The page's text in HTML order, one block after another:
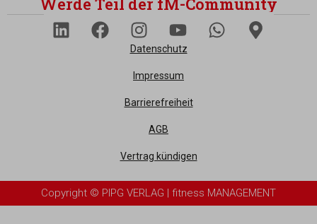
Datenschutz
Impressum
Barrierefreiheit
AGB
Vertrag kündigen
Copyright © PIPG VERLAG | fitness MANAGEMENT